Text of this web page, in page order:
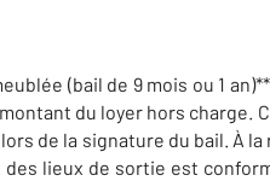
(bail de 9 mois ou 1
montant du loyer hors
de la signature du bail. À
lieux de sortie est